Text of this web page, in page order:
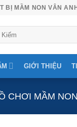
BỊ MẦM NON VÂN
GIỚI THIỆU
CHƠI MẦM NON